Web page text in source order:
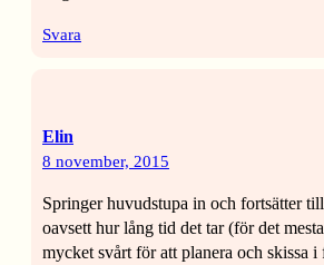
Svara
Elin
8 november, 2015
Springer huvudstupa in och fortsätter
oavsett hur lång tid det tar (för det
mycket svårt för att planera och skissa